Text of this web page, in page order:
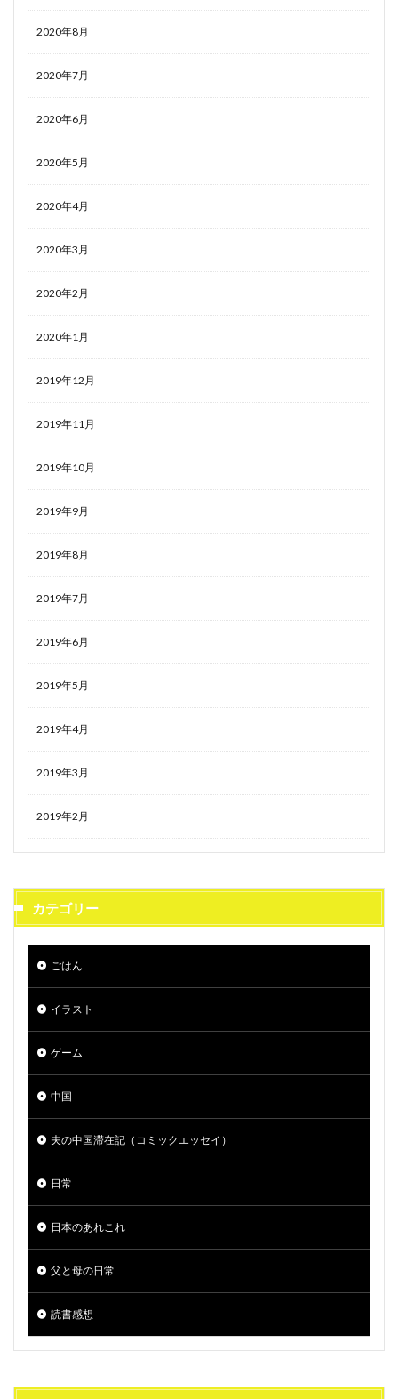
2020年8月
2020年7月
2020年6月
2020年5月
2020年4月
2020年3月
2020年2月
2020年1月
2019年12月
2019年11月
2019年10月
2019年9月
2019年8月
2019年7月
2019年6月
2019年5月
2019年4月
2019年3月
2019年2月
カテゴリー
ごはん
イラスト
ゲーム
中国
夫の中国滞在記（コミックエッセイ）
日常
日本のあれこれ
父と母の日常
読書感想